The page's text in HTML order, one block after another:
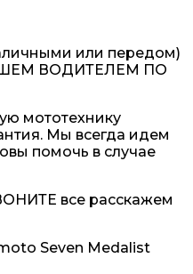
или передом)
ВОДИТЕЛЕМ ПО
мототехнику
Мы всегда идем
помочь в случае
все расскажем
Seven Medalist